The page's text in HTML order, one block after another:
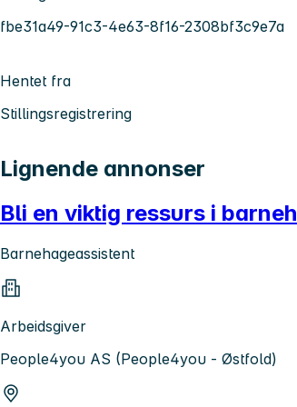
fbe31a49-91c3-4e63-8f16-2308bf3c9e7a
Hentet fra
Stillingsregistrering
Lignende annonser
Bli en viktig ressurs i
Barnehageassistent
Arbeidsgiver
People4you AS (People4you - Østfold)